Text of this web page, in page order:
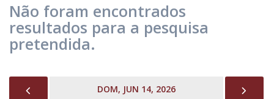
Não foram encontrados
resultados para a pesquisa
pretendida.
DOM, JUN 14, 2026